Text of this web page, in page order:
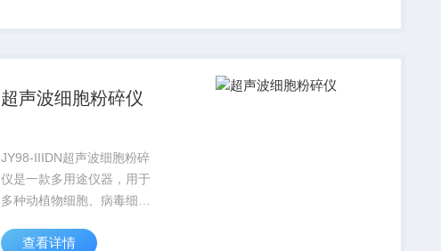
离、提取、消泡、脱气、清
超声波细胞粉碎仪
JY98-IIIDN超声波细胞粉碎
仪是一款多用途仪器，用于
多种动植物细胞、病毒细胞
分离、提取、消泡、脱气、
查看详情